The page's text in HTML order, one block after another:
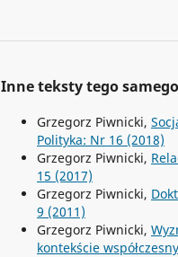
Inne teksty tego
Grzegorz Piwnicki,
Polityka: Nr 16 (2018)
Grzegorz Piwnicki,
15 (2017)
Grzegorz Piwnicki,
9 (2011)
Grzegorz Piwnicki,
kontekście